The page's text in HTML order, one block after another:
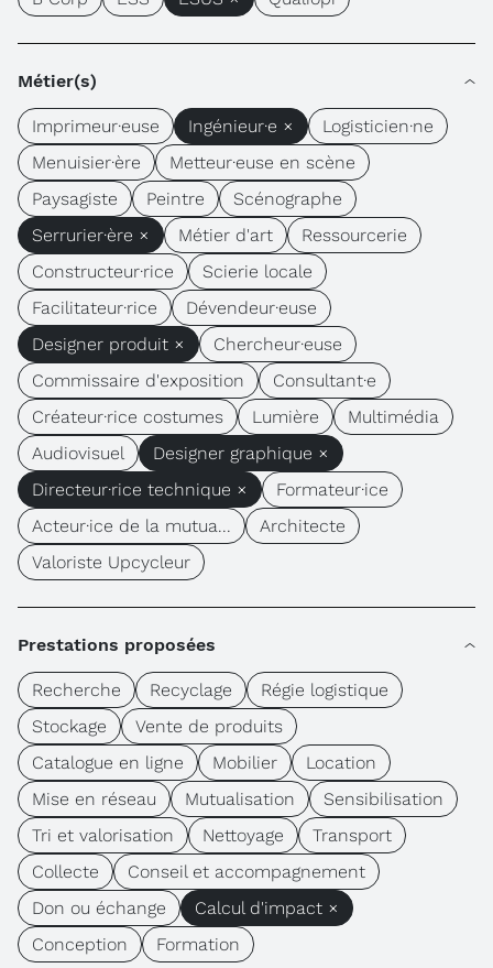
Métier(s)
Imprimeur·euse Ingénieur·e ×
Logisticien·ne
Menuisier·ère
Metteur·euse en scène
Paysagiste
Peintre
Scénographe
Serrurier·ère ×
Métier d'art
Ressourcerie
Constructeur·rice
Scierie locale
Facilitateur·rice
Dévendeur·euse
Designer produit ×
Chercheur·euse
Commissaire d'exposition
Consultant·e
Créateur·rice costumes
Lumière
Multimédia
Audiovisuel
Designer graphique ×
Directeur·rice technique ×
Formateur·ice
Acteur·ice de la mutua...
Architecte
Valoriste Upcycleur
Prestations proposées
Recherche Recyclage
Régie logistique
Stockage
Vente de produits
Catalogue en ligne
Mobilier
Location
Mise en réseau
Mutualisation
Sensibilisation
Tri et valorisation
Nettoyage
Transport
Collecte
Conseil et accompagnement
Don ou échange
Calcul d'impact ×
Conception
Formation